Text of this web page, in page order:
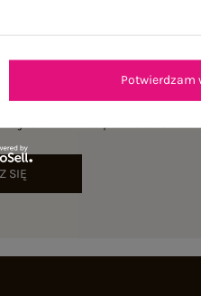
SIĘ
Potwierdzam